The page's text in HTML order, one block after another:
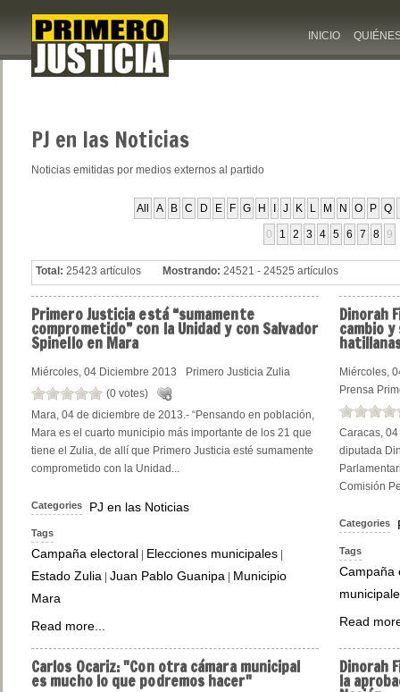
INICIO
PJ en las Noticias
Noticias emitidas por medios externos al partido
All A B C D E F G H J K L M N O P Q
0 1 2 3 4 5 6 7 8 9
Total: 25423 artículos Mostrando: 24521 - 24525 artículos
PrimeroJusticia está “sumamente
comprometido” con la Unidad y con Salvador
Spinello en Mara
Miércoles, 04 Diciembre 2013
Primero Justicia Zulia
(0 votes)
Mara, 04 de diciembre de 2013.- “Pensando en población,
Mara es el cuarto municipio más importante de los 21 que
tiene el Zulia, de allí que Primero Justicia esté sumamente
comprometido con la Unidad...
Categories PJ en las Noticias
Tags
Campaña electoral Elecciones municipales
Estado Zulia Juan Pablo Guanipa
Municipio
Mara
Read more...
Dinorah
cambio
Miércoles,
Prensa
Caracas,
diputada
Comisión
Categories
Tags
Campaña
Read
Carlos Ocariz: "Con otra cámara municipal
es mucho lo que podremos hacer"
Dinorah
la